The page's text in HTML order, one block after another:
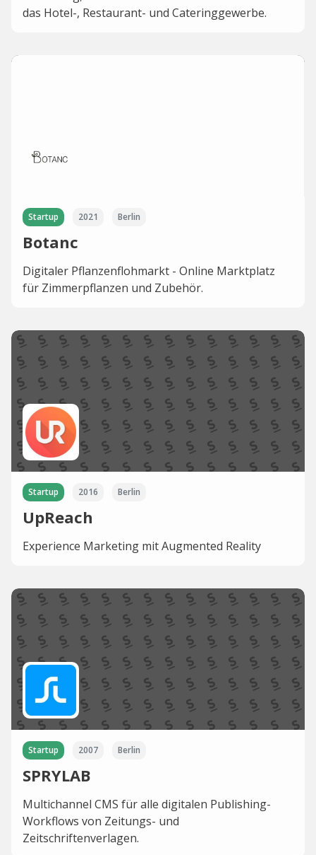
das Hotel-, Restaurant- und Cateringgewerbe.
Startup 2021 Berlin
Botanc
Digitaler Pflanzenflohmarkt - Online Marktplatz
für Zimmerpflanzen und Zubehör.
Startup 2016 Berlin
UpReach
Experience Marketing mit Augmented Reality
Startup 2007 Berlin
SPRYLAB
Multichannel CMS für alle digitalen Publishing-
Workflows von Zeitungs- und
Zeitschriftenverlagen.